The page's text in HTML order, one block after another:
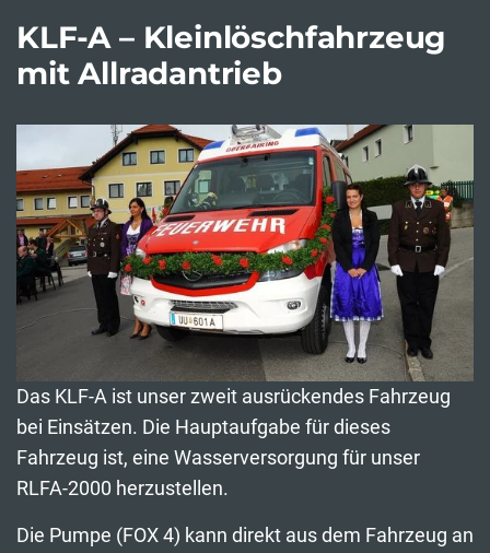
KLF-A – Kleinlöschfahrzeug
mit Allradantrieb
Das KLF-A ist unser zweit ausrückendes Fahrzeug
bei Einsätzen. Die Hauptaufgabe für dieses
Fahrzeug ist, eine Wasserversorgung für unser
RLFA-2000 herzustellen.
Die Pumpe (FOX 4) kann direkt aus dem Fahrzeug an